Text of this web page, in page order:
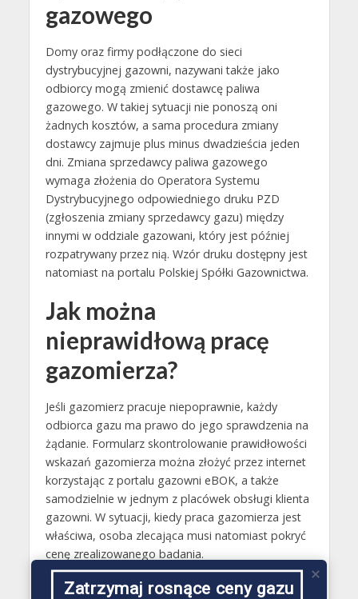
gazowego
Domy oraz firmy podłączone do sieci
dystrybucyjnej gazowni, nazywani także jako
odbiorcy mogą zmienić dostawcę paliwa
gazowego. W takiej sytuacji nie ponoszą oni
żadnych kosztów, a sama procedura zmiany
dostawcy zajmuje plus minus dwadzieścia jeden
dni. Zmiana sprzedawcy paliwa gazowego
wymaga złożenia do Operatora Systemu
Dystrybucyjnego odpowiedniego druku PZD
(zgłoszenia zmiany sprzedawcy gazu) między
innymi w oddziale gazowani, który jest później
rozpatrywany przez nią. Wzór druku dostępny jest
natomiast na portalu Polskiej Spółki Gazownictwa.
Jak można
nieprawidłową pracę
gazomierza?
Jeśli gazomierz pracuje niepoprawnie, każdy
odbiorca gazu ma prawo do jego sprawdzenia na
żądanie. Formularz skontrolowanie prawidłowości
wskazań gazomierza można złożyć przez internet
korzystając z portalu gazowni eBOK, a także
samodzielnie w jednym z placówek obsługi klienta
gazowni. W sytuacji, kiedy praca gazomierza jest
właściwa, osoba zlecająca musi natomiast pokryć
cenę zrealizowanego badania.
Gazy techniczne Zwierzyniec
Zatrzymaj rosnące ceny gazu